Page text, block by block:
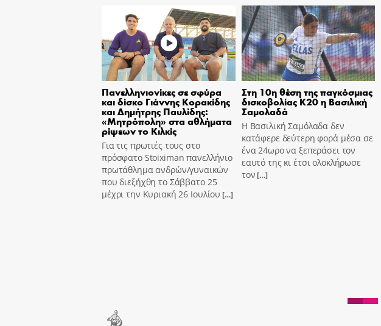
Πανελληνιονίκες σε σφύρα
και δίσκο Γιάννης Κορακίδης
και Δημήτρης Παυλίδης:
«Μητρόπολη» στα αθλήματα
ρίψεων το Κιλκίς
Για τις πρωτιές τους στο
πρόσφατο Stoiximan πανελλήνιο
πρωτάθλημα ανδρών/γυναικών
που διεξήχθη το Σάββατο 25
μέχρι την Κυριακή 26 Ιουλίου […]
Στη 10η θέση της παγκόσμιας
δισκοβολίας Κ20 η Βασιλική
Σαμολαδά
Η Βασιλική Σαμόλαδα δεν
κατάφερε δεύτερη φορά μέσα σε
ένα 24ωρο να ξεπεράσει τον
εαυτό της κι έτσι ολοκλήρωσε
τον[…]